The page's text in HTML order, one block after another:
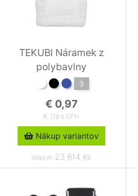
TEKUBI Náramek z
polybavlny
3
€ 0,97
€ 1,19 s DPH
Nákup variantov
Skladom 23 614 ks